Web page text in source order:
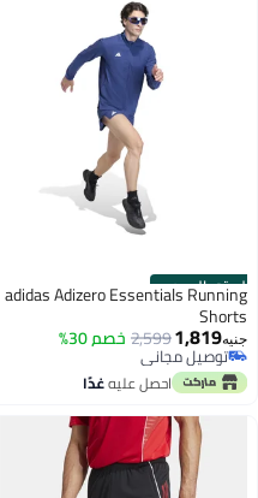
الستور الرسمي
adidas Adizero Essentials Running
Shorts
جنيه1,819
2,599خصم 30%
توصيل مجاني
توصيل مجانياحصل عليهغدًا